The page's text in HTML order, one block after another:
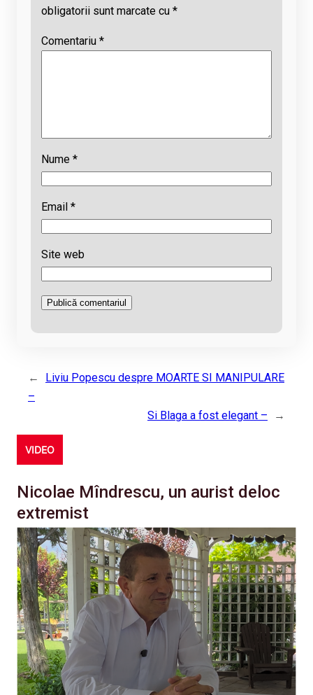
obligatorii sunt marcate cu *
Comentariu *
Nume *
Email *
Site web
←
Liviu Popescu despre MOARTE SI MANIPULARE
–
Si Blaga a fost elegant –
→
VIDEO
Nicolae Mîndrescu, un aurist deloc
extremist